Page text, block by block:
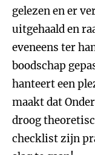
gelezen en er
uitgehaald en
eveneens ter
boodschap
hanteert een
maakt dat
droog
checklist zijn